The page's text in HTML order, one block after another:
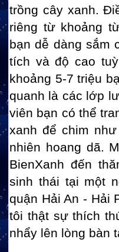
trồng cây xanh.
riêng từ khoảng
bạn dễ dàng sắm
tích và độ cao
khoảng 5-7 triệu
quanh là các lớp
viên bạn có thể
xanh để chim
nhiên hoang dã.
BienXanh đến
sinh thái tại một
quận Hải An - Hải
tôi thật sự thích
nhẩy lên lòng bàn